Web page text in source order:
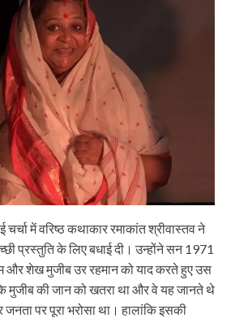
में वरिष्ठ कथाकार रमाकांत श्रीवास्तव ने
प्रस्तुति के लिए बधाई दी। उन्होंने सन 1971
और शेख मुजीब उर रहमान को याद करते हुए उस
मुजीब की जान को खतरा था और वे यह जानते थे
पर पूरा भरोसा था। हालांकि इसकी